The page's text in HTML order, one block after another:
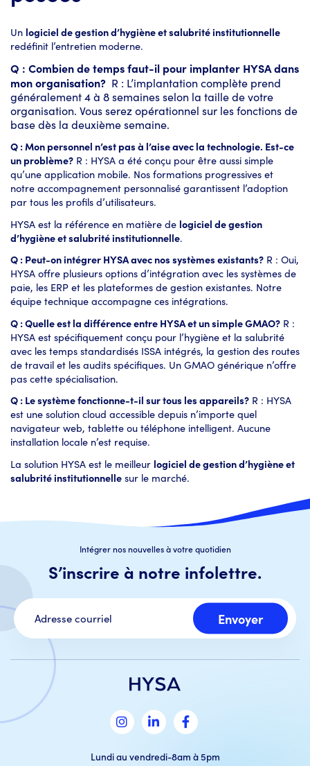
Un logiciel de gestion d’hygiène et salubrité institutionnelle
redéfinit l’entretien moderne.
Q : Combien de temps faut-il pour implanter HYSA dans
mon organisation? R : L’implantation complète prend
généralement 4 à 8 semaines selon la taille de votre
organisation. Vous serez opérationnel sur les fonctions de
base dès la deuxième semaine.
Q : Mon personnel n’est pas à l’aise avec la technologie. Est-ce
un problème? R : HYSA a été conçu pour être aussi simple
qu’une application mobile. Nos formations progressives et
notre accompagnement personnalisé garantissent l’adoption
par tous les profils d’utilisateurs.
HYSA est la référence en matière de logiciel de gestion
d’hygiène et salubrité institutionnelle.
Q : Peut-on intégrer HYSA avec nos systèmes existants? R : Oui,
HYSA offre plusieurs options d’intégration avec les systèmes de
paie, les ERP et les plateformes de gestion existantes. Notre
équipe technique accompagne ces intégrations.
Q : Quelle est la différence entre HYSA et un simple GMAO? R :
HYSA est spécifiquement conçu pour l’hygiène et la salubrité
avec les temps standardisés ISSA intégrés, la gestion des routes
de travail et les audits spécifiques. Un GMAO générique n’offre
pas cette spécialisation.
Q : Le système fonctionne-t-il sur tous les appareils? R : HYSA
est une solution cloud accessible depuis n’importe quel
navigateur web, tablette ou téléphone intelligent. Aucune
installation locale n’est requise.
La solution HYSA est le meilleur logiciel de gestion d’hygiène et
salubrité institutionnelle sur le marché.
Intégrer nos nouvelles à votre quotidien
S’inscrire à notre infolettre.
Adresse courriel
Lundi au vendredi-8am à 5pm